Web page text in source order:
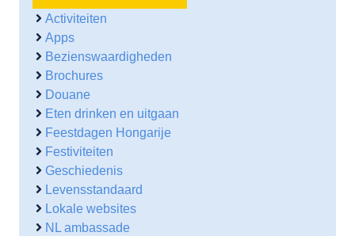
Activiteiten
Apps
Bezienswaardigheden
Brochures
Douane
Eten drinken en uitgaan
Feestdagen Hongarije
Festiviteiten
Geschiedenis
Levensstandaard
Lokale websites
NL ambassade